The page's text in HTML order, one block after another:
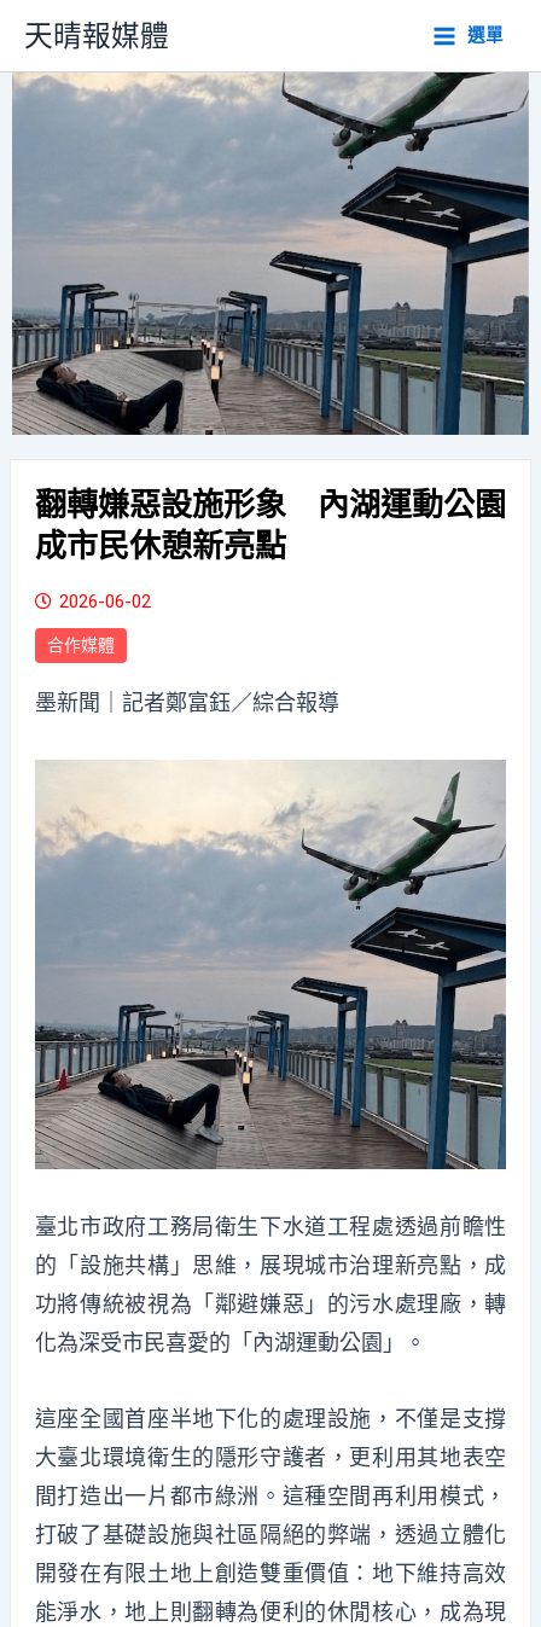
主
要
天晴報媒體 選單
翻轉嫌惡設施形象 內湖運動公園
成市民休憩新亮點
2026-06-02
合作媒體
墨新聞 ｜記者鄭富鈺／綜合報導
臺北市政府工務局衛生下水道工程處透過前瞻性
的「設施共構」思維，展現城市治理新亮點，成
功將傳統被視為「鄰避嫌惡」的污水處理廠，轉
化為深受市民喜愛的「內湖運動公園」。
這座全國首座半地下化的處理設施，不僅是支撐
大臺北環境衛生的隱形守護者，更利用其地表空
間打造出一片都市綠洲。這種空間再利用模式，
打破了基礎設施與社區隔絕的弊端，透過立體化
開發在有限土地上創造雙重價值：地下維持高效
能淨水，地上則翻轉為便利的休閒核心，成為現